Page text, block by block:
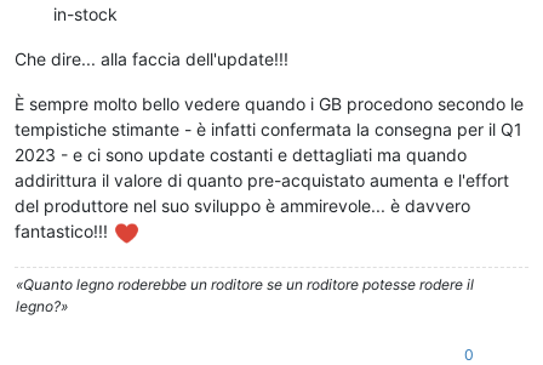
in-stock
Che dire... alla faccia dell'update!!!
È sempre molto bello vedere quando i GB procedono secondo le
tempistiche stimante - è infatti confermata la consegna per il Q1
2023 - e ci sono update costanti e dettagliati ma quando
addirittura il valore di quanto pre-acquistato aumenta e l'effort
del produttore nel suo sviluppo è ammirevole... è davvero
fantastico!!!
«Quanto legno roderebbe un roditore se un roditore potesse rodere il
legno?»
0